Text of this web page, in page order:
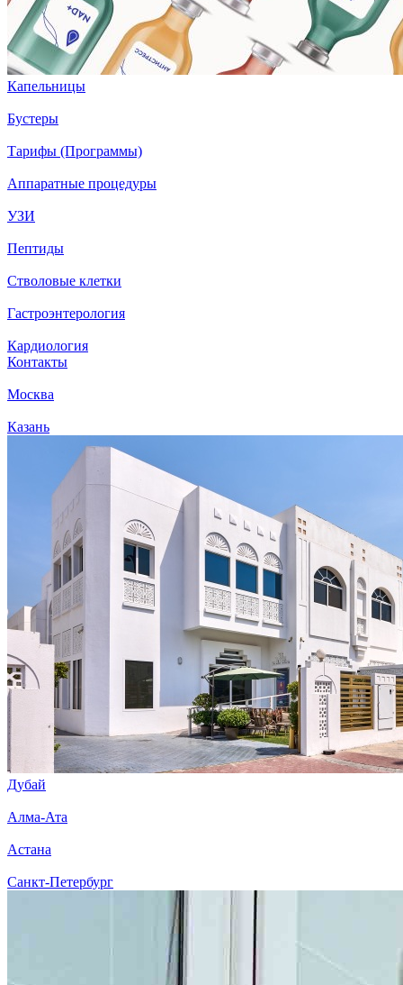
Капельницы
Бустеры
Тарифы (Программы)
Аппаратные процедуры
УЗИ
Пептиды
Стволовые клетки
Гастроэнтерология
Кардиология
Контакты
Москва
Казань
Дубай
Алма-Ата
Астана
Санкт-Петербург